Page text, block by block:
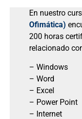
En nuestro
Ofimática)
200 horas
relacionado
– Windows
– Word
– Excel
– Power Point
– Internet